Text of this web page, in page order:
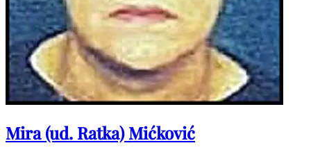
Mira (ud. Ratka) Mićković